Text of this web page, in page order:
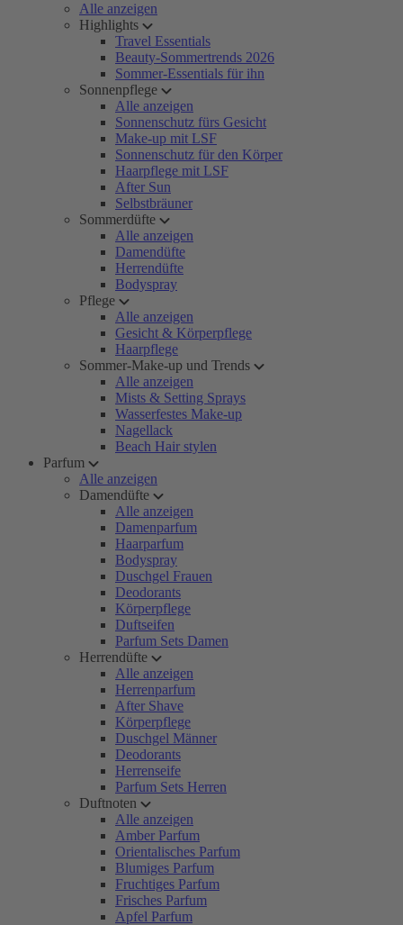
Alle anzeigen
Highlights
Travel Essentials
Beauty-Sommertrends 2026
Sommer-Essentials für ihn
Sonnenpflege
Alle anzeigen
Sonnenschutz fürs Gesicht
Make-up mit LSF
Sonnenschutz für den Körper
Haarpflege mit LSF
After Sun
Selbstbräuner
Sommerdüfte
Alle anzeigen
Damendüfte
Herrendüfte
Bodyspray
Pflege
Alle anzeigen
Gesicht & Körperpflege
Haarpflege
Sommer-Make-up und Trends
Alle anzeigen
Mists & Setting Sprays
Wasserfestes Make-up
Nagellack
Beach Hair stylen
Parfum
Alle anzeigen
Damendüfte
Alle anzeigen
Damenparfum
Haarparfum
Bodyspray
Duschgel Frauen
Deodorants
Körperpflege
Duftseifen
Parfum Sets Damen
Herrendüfte
Alle anzeigen
Herrenparfum
After Shave
Körperpflege
Duschgel Männer
Deodorants
Herrenseife
Parfum Sets Herren
Duftnoten
Alle anzeigen
Amber Parfum
Orientalisches Parfum
Blumiges Parfum
Fruchtiges Parfum
Frisches Parfum
Apfel Parfum